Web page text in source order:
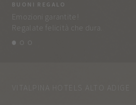
BUONI REGALO
Emozioni garantite!
Regalate felicità che dura.
VITALPINA HOTELS ALTO ADIGE